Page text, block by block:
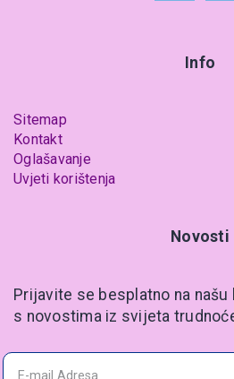
Info
Sitemap
Kontakt
Oglašavanje
Uvjeti korištenja
Novosti
Prijavite se besplatno na
s novostima iz svijeta